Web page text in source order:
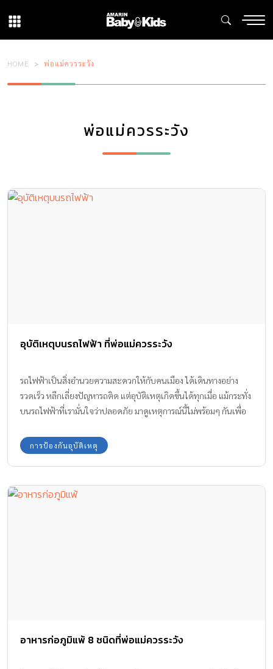
HOME พ่อแม่ควรระวัง
พ่อแม่ควรระวัง
อุบัติเหตุบนรถไฟฟ้า ที่พ่อแม่ควรระวัง
รถไฟฟ้าเป็นสิ่งอำนวยความสะดวกให้กับคนเมือง ได้เดินทางอย่าง
รวดเร็ว หลีกเลี่ยงปัญหารถติด แต่อุบัติเหตุเกิดขึ้นได้ทุกเมื่อ แม้กระทั่ง
บนรถไฟฟ้าที่เรามั่นใจว่าปลอดภัย มาดูเหตุการณ์นี้ไม่พร้อมๆ กันเพื่อ
การป้องกันอุบัติเหตุ
อาหารก่อภูมิแพ้ 8 ชนิดที่พ่อแม่ควรระวัง